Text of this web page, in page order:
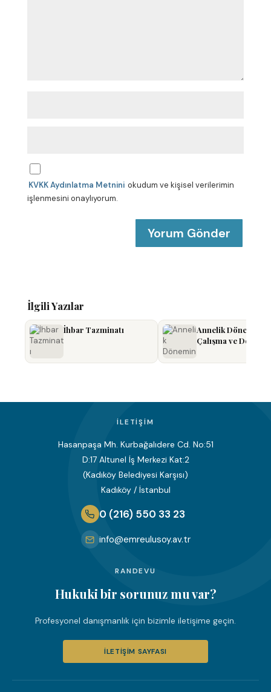
o
s
t
a
KVKK Aydınlatma Metnini okudum ve kişisel verilerimin
işlenmesini onaylıyorum.
İlgili Yazılar
İhbar Tazminatı
Annelik Döneminde
Çalışma ve Doğum
İLETIŞIM
Hasanpaşa Mh. Kurbağalıdere Cd. No:51
D:17 Altunel İş Merkezi Kat:2
(Kadıköy Belediyesi Karşısı)
Kadıköy / İstanbul
0 (216) 550 33 23
info@emreulusoy.av.tr
RANDEVU
Hukuki bir sorunuz mu var?
Profesyonel danışmanlık için bizimle iletişime geçin.
İLETIŞIM SAYFASI